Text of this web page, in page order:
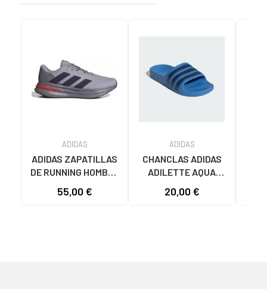
ADIDAS
ADIDAS ZAPATILLAS
DE RUNNING HOMBRE
GRIS VARIOS
55,00 €
ADIDAS
CHANCLAS ADIDAS
ADILETTE AQUA
AZUL AZUL
20,00 €